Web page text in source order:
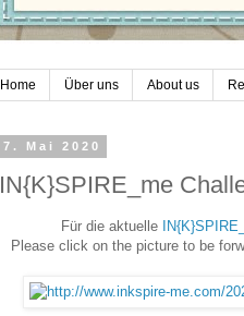
Home Über uns About us
7. Mai 2020
IN{K}SPIRE_me
Für die aktuelle
Please click on the picture to be